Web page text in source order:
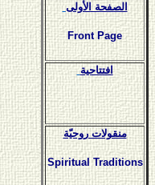
الصفحة الأولى
Front Page
افتتاحية
منقولات روحيّة
Spiritual Traditions